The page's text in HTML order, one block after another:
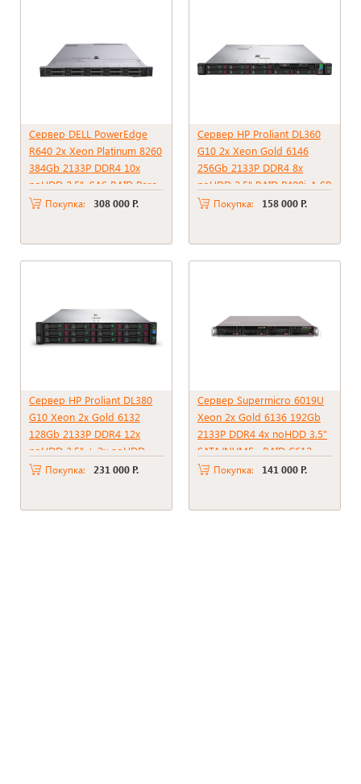
Сервер DELL PowerEdge
R640 2x Xeon Platinum 8260
384Gb 2133P DDR4 10x
noHDD 2.5", SAS RAID Perc
H730 mini, 2*PSU 750W
Покупка: 308 000 Р.
Сервер HP Proliant DL360
G10 2x Xeon Gold 6146
256Gb 2133P DDR4 8x
noHDD 2.5" RAID P408i-A SR
+ BBU 2xPSU 500W
Покупка: 158 000 Р.
Сервер HP Proliant DL380
G10 Xeon 2x Gold 6132
128Gb 2133P DDR4 12x
noHDD 3.5" + 2x noHDD
2.5" RAID P816i-A SR + BBU
Покупка: 231 000 Р.
Сервер Supermicro 6019U
Xeon 2x Gold 6136 192Gb
2133P DDR4 4x noHDD 3.5"
SATA/NVME , RAID C612 ,
2*PSU 750W
Покупка: 141 000 Р.